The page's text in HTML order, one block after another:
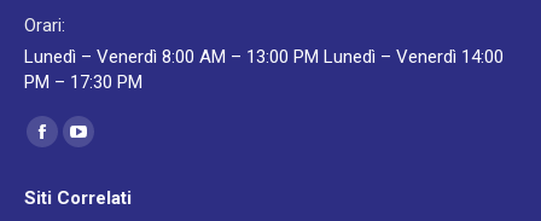
Orari:
Lunedì – Venerdì 8:00 AM – 13:00 PM Lunedì – Venerdì 14:00
PM – 17:30 PM
Ci puoi trovare su:
Facebook
opens
YouTube
opens
Siti Correlati